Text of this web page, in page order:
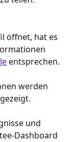
öffnet, hat es
entsprechen.
werden
und
Dashboard